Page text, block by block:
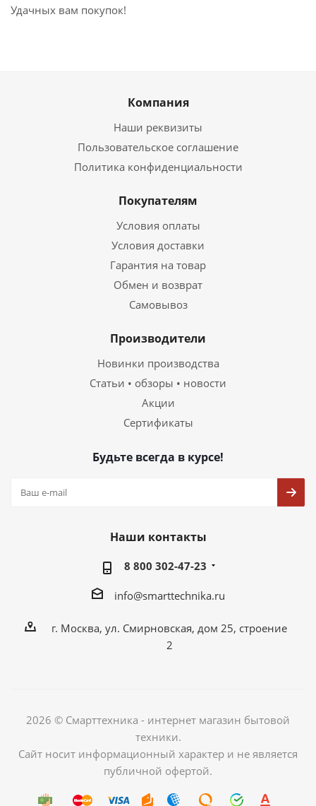
Удачных вам покупок!
Компания
Наши реквизиты
Пользовательское соглашение
Политика конфиденциальности
Покупателям
Условия оплаты
Условия доставки
Гарантия на товар
Обмен и возврат
Самовывоз
Производители
Новинки производства
Статьи • обзоры • новости
Акции
Сертификаты
Будьте всегда в курсе!
Наши контакты
8 800 302-47-23
info@smarttechnika.ru
г. Москва, ул. Смирновская, дом 25, строение
2
2026 © Смарттехника - интернет магазин бытовой
техники.
Сайт носит информационный характер и не является
публичной офертой.